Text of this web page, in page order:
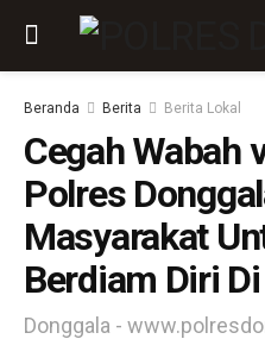
Beranda Berita Berita Lokal
Cegah Wabah
Polres
Masyarakat
Berdiam Diri
Donggala -